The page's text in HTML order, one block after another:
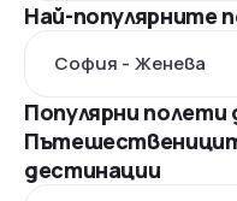
Най-популярните
София - Женева
Популярни
дестинации